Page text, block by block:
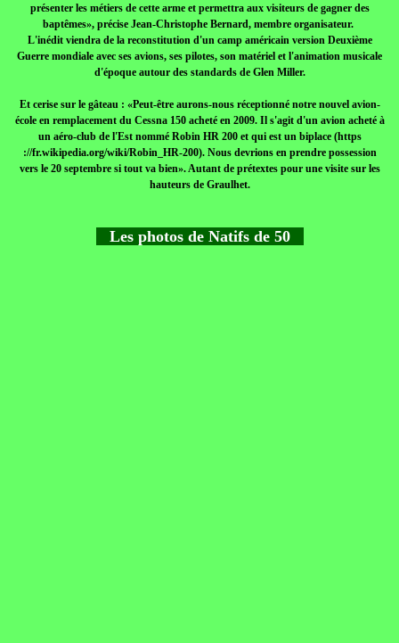
présenter les métiers de cette arme et permettra aux visiteurs de gagner des
baptêmes», précise Jean-Christophe Bernard, membre organisateur.
L'inédit viendra de la reconstitution d'un camp américain version Deuxième
Guerre mondiale avec ses avions, ses pilotes, son matériel et l'animation musicale
d'époque autour des standards de Glen Miller.
Et cerise sur le gâteau : «Peut-être aurons-nous réceptionné notre nouvel avion-
école en remplacement du Cessna 150 acheté en 2009. Il s'agit d'un avion acheté à
un aéro-club de l'Est nommé Robin HR 200 et qui est un biplace (https
://fr.wikipedia.org/wiki/Robin_HR-200). Nous devrions en prendre possession
vers le 20 septembre si tout va bien». Autant de prétextes pour une visite sur les
hauteurs de Graulhet.
Les photos de Natifs de 50